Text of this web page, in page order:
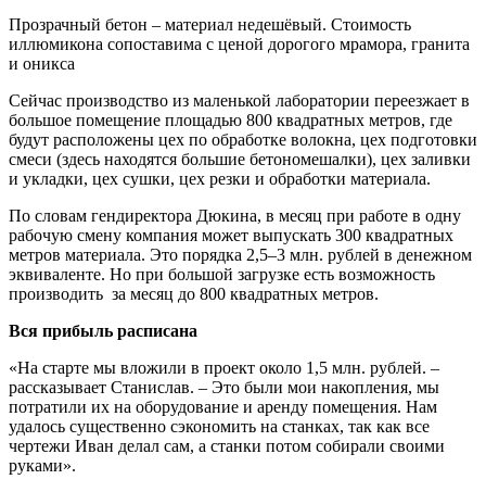
Прозрачный бетон – материал недешёвый. Стоимость
иллюмикона сопоставима с ценой дорогого мрамора, гранита
и оникса
Сейчас производство из маленькой лаборатории переезжает в
большое помещение площадью 800 квадратных метров, где
будут расположены цех по обработке волокна, цех подготовки
смеси (здесь находятся большие бетономешалки), цех заливки
и укладки, цех сушки, цех резки и обработки материала.
По словам гендиректора Дюкина, в месяц при работе в одну
рабочую смену компания может выпускать 300 квадратных
метров материала. Это порядка 2,5–3 млн. рублей в денежном
эквиваленте. Но при большой загрузке есть возможность
производить за месяц до 800 квадратных метров.
Вся прибыль расписана
«На старте мы вложили в проект около 1,5 млн. рублей. –
рассказывает Станислав. – Это были мои накопления, мы
потратили их на оборудование и аренду помещения. Нам
удалось существенно сэкономить на станках, так как все
чертежи Иван делал сам, а станки потом собирали своими
руками».